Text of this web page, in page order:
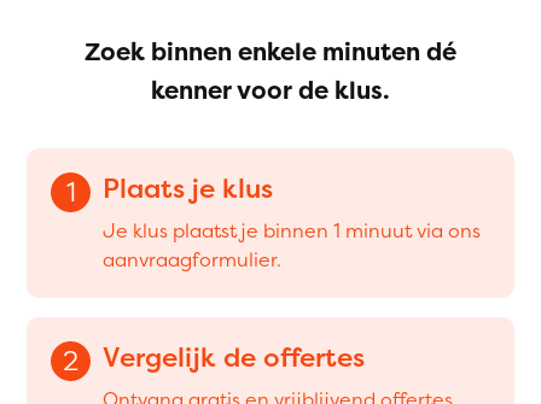
Zoek binnen enkele minuten dé
kenner voor de klus.
1 Plaats je klus
Je klus plaatst je binnen 1 minuut via ons
aanvraagformulier.
2 Vergelijk de offertes